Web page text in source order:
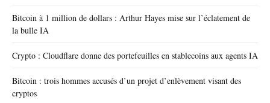
Bitcoin à 1 million de dollars : Arthur Hayes mise sur l’éclatement de
la bulle IA
Crypto : Cloudflare donne des portefeuilles en stablecoins aux agents IA
Bitcoin : trois hommes accusés d’un projet d’enlèvement visant des
cryptos